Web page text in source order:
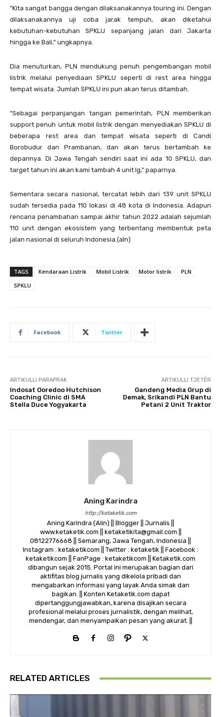
“Kita sangat bangga dengan dilaksanakannya touring ini. Dengan
dilaksanakannya uji coba jarak tempuh, akan diketahui
kebutuhan-kebutuhan SPKLU sepanjang jalan dari Jakarta
hingga ke Bali,” ungkapnya.
Dia menuturkan, PLN mendukung penuh pengembangan mobil
listrik melalui penyediaan SPKLU seperti di rest area hingga
tempat wisata. Jumlah SPKLU ini pun akan terus ditambah.
“Sebagai perpanjangan tangan pemerintah, PLN memberikan
support penuh untuk mobil listrik dengan menyediakan SPKLU di
beberapa rest area dan tempat wisata seperti di Candi
Borobudur dan Prambanan, dan akan terus bertambah ke
depannya. Di Jawa Tengah sendiri saat ini ada 10 SPKLU, dan
target tahun ini akan kami tambah 4 unit lg,” paparnya.
Sementara secara nasional, tercatat lebih dari 139 unit SPKLU
sudah tersedia pada 110 lokasi di 48 kota di Indonesia. Adapun
rencana penambahan sampai akhir tahun 2022 adalah sejumlah
110 unit dengan ekosistem yang terbentang membentuk peta
jalan nasional di seluruh Indonesia.(aln)
TAGS Kendaraan Listrik Mobil Listrik Motor listrik
PLN
SPKLU
Facebook Twitter
ARTIKULLI PARAPRAK
Indosat Ooredoo Hutchison
Coaching Clinic di SMA
Stella Duce Yogyakarta
ARTIKULLI TJETËR
Gandeng Media Grup di
Demak, Srikandi PLN Bantu
Petani 2 Unit Traktor
Aning Karindra
http://ketaketik.com
Aning Karindra (Alin) || Blogger || Jurnalis ||
www.ketaketik.com || ketaketikita@gmail.com ||
08122776668 || Semarang, Jawa Tengah, Indonesia ||
Instagram : ketaketikcom || Twitter : ketaketik || Facebook :
ketaketikcom || FanPage : ketaketikcom || Ketaketik.com
dibangun sejak 2015. Portal ini merupakan bagian dari
aktifitas blog jurnalis yang dikelola pribadi dan
mengabarkan informasi yang layak Anda simak dan
bagikan. || Konten Ketaketik.com dapat
dipertanggungjawabkan, karena disajikan secara
profesional melalui proses jurnalistik, dengan melihat,
mendengar, dan menyampaikan pesan yang akurat. ||
RELATED ARTICLES